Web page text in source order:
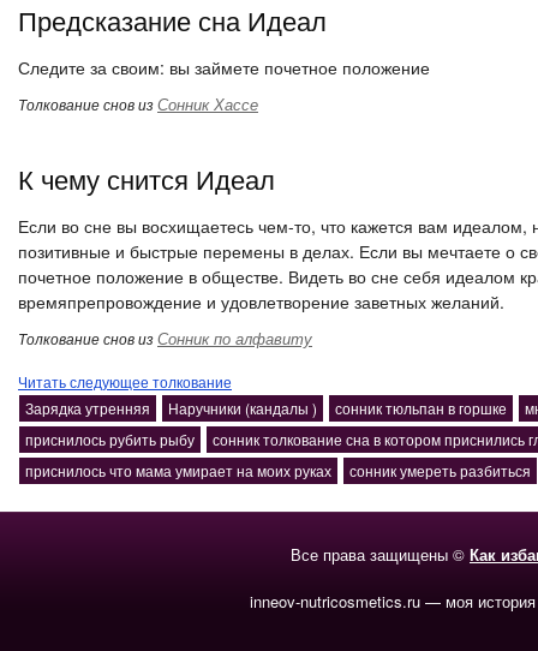
Предсказание сна Идеал
Следите за своим: вы займете почетное положение
Толкование снов изСонник Хассе
К чему снится Идеал
Если во сне вы восхищаетесь чем-то, что кажется вам
позитивные и быстрые перемены в делах. Если вы мечтаете о
почетное положение в обществе. Видеть во сне себя идеалом
времяпрепровождение и удовлетворение заветных желаний.
Толкование снов изСонник по алфавиту
Читать следующее толкование
Зарядка утренняя
Наручники (кандалы ) сонник тюльпан в горшке
приснилось рубить рыбу
сонник толкование сна в котором приснились
приснилось что мама умирает на моих руках
сонник умереть разбиться
Все права защищены © Как
inneov-nutricosmetics.ru — моя